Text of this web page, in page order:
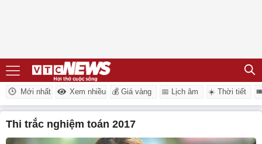
Mới nhất Xem nhiều 💰 Giá vàng 📅 Lịch âm ☀️ Thời tiết
thi trắc nghiệm toán 2017